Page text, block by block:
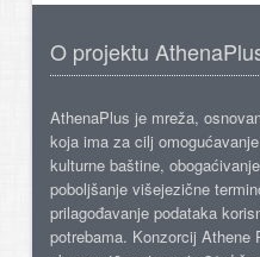
O projektu
AthenaPlus je mreža,
koja ima za cilj
kulturne baštine,
poboljšanje višejezične
prilagođavanje podataka
potrebama. Konzorcij Athene